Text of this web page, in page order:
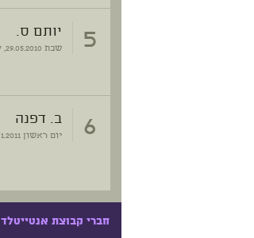
5 יותם ס.
שבת
6 ב. דפנה
יום ראשון
חברי קבוצת אנטייטלד